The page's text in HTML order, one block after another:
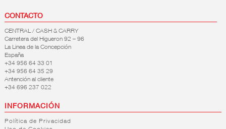
CONTACTO
CENTRAL / CASH & CARRY
Carretera del Higueron 92 – 96
La Linea de la Concepción
España
+34 956 64 33 01
+34 956 64 35 29
Antención al cliente
+34 696 237 022
INFORMACIÓN
Política de Privacidad